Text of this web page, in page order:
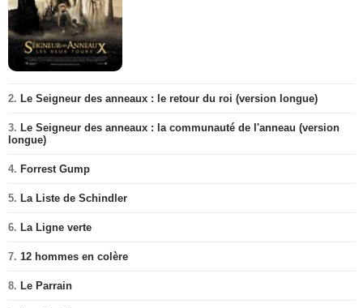
2. Le Seigneur des anneaux : le retour du roi (version longue)
3. Le Seigneur des anneaux : la communauté de l'anneau (version
longue)
4. Forrest Gump
5. La Liste de Schindler
6. La Ligne verte
7. 12 hommes en colère
8. Le Parrain